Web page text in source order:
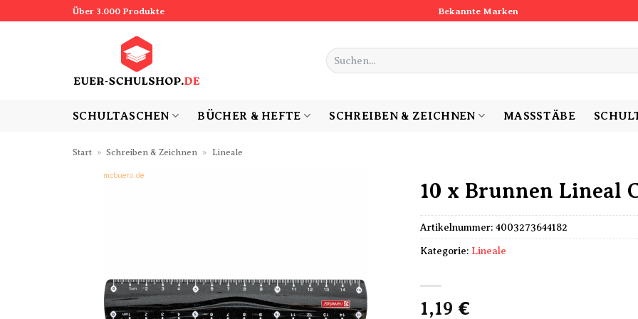
Über 3.000 Produkte Bekannte Marken
Suchen
nach:
SCHULTASCHEN BÜCHER & HEFTE SCHREIBEN & ZEICHNEN MASSSTÄBE
Start » Schreiben & Zeichnen » Lineale
10 x Brunnen Lineal
1,19 €
Artikelnummer: 4003273644182
Kategorie: Lineale